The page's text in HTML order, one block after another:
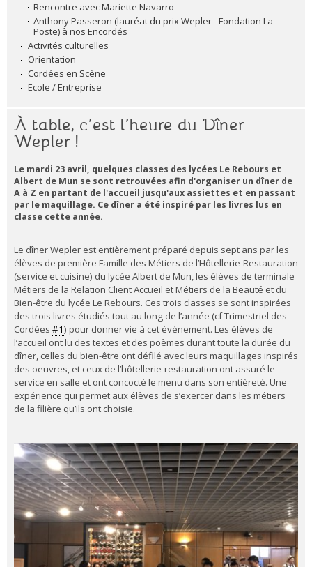
Rencontre avec Mariette Navarro
Anthony Passeron (lauréat du prix Wepler - Fondation La
Poste) à nos Encordés
Activités culturelles
Orientation
Cordées en Scène
Ecole / Entreprise
À table, c’est l’heure du Dîner
Wepler !
Le mardi 23 avril, quelques classes des lycées Le Rebours et
Albert de Mun se sont retrouvées afin d'organiser un dîner de
A à Z en partant de l'accueil jusqu'aux assiettes et en passant
par le maquillage. Ce dîner a été inspiré par les livres lus en
classe cette année.
Le dîner Wepler est entièrement préparé depuis sept ans par les
élèves de première Famille des Métiers de l’Hôtellerie-Restauration
(service et cuisine) du lycée Albert de Mun, les élèves de terminale
Métiers de la Relation Client Accueil et Métiers de la Beauté et du
Bien-être du lycée Le Rebours. Ces trois classes se sont inspirées
des trois livres étudiés tout au long de l’année (cf Trimestriel des
Cordées #1) pour donner vie à cet événement. Les élèves de
l’accueil ont lu des textes et des poèmes durant toute la durée du
dîner, celles du bien-être ont défilé avec leurs maquillages inspirés
des oeuvres, et ceux de l’hôtellerie-restauration ont assuré le
service en salle et ont concocté le menu dans son entièreté. Une
expérience qui permet aux élèves de s’exercer dans les métiers
de la filière qu’ils ont choisie.